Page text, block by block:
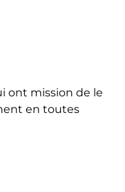
ont mission de le
en toutes